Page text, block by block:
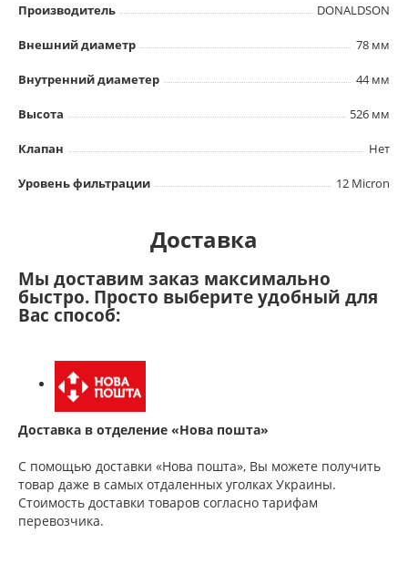
Производитель DONALDSON
Внешний диаметр 78 мм
Внутренний диаметер 44 мм
Высота 526 мм
Клапан Нет
Уровень фильтрации 12 Micron
Доставка
Мы доставим заказ максимально
быстро. Просто выберите удобный для
Вас способ:
Доставка в отделение «Нова пошта»
С помощью доставки «Нова пошта», Вы можете получить
товар даже в самых отдаленных уголках Украины.
Стоимость доставки товаров согласно тарифам
перевозчика.